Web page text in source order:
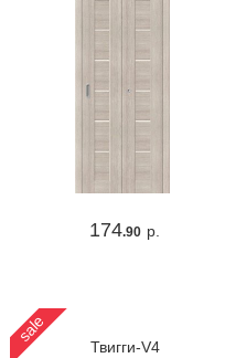
174.90 р.
sale
Твигги-V4